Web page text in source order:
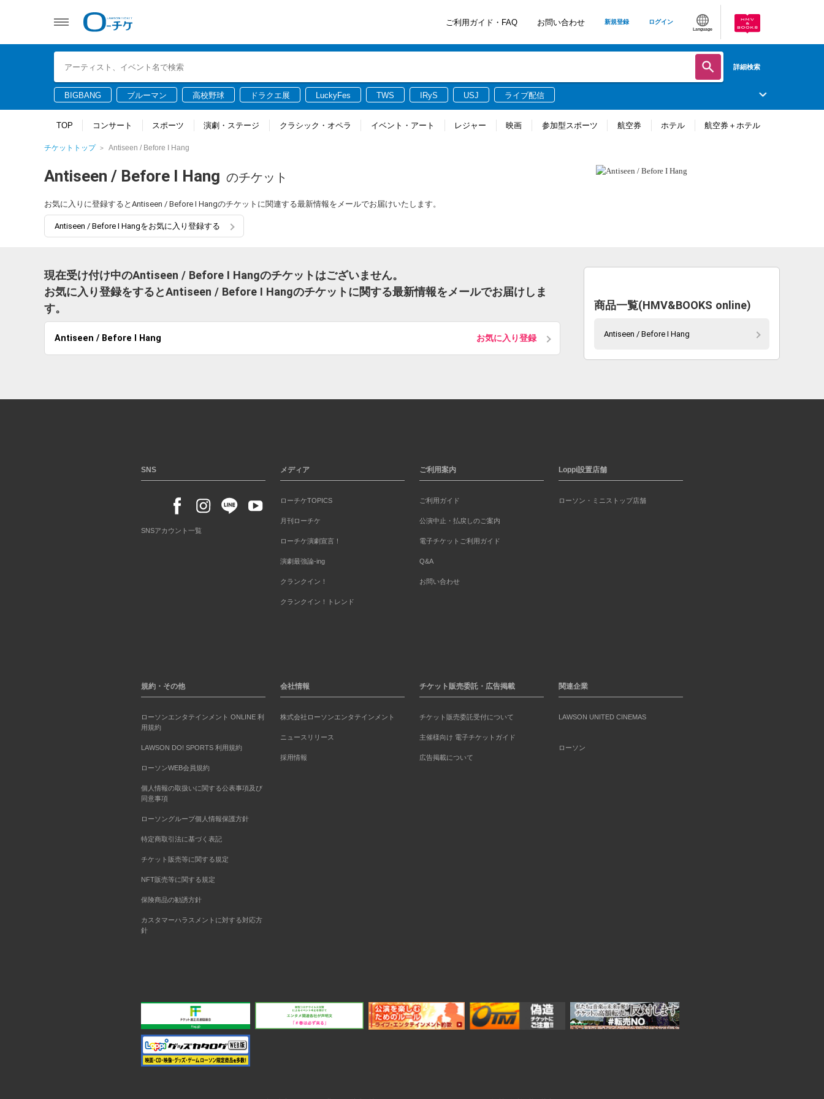
ご利用ガイド・FAQ お問い合わせ 新規登録 ログイン
Language
詳細検索
BIGBANG ブルーマン 高校野球 ドラクエ展 LuckyFes TWS IRyS USJ ライブ配信
TOP コンサート スポーツ 演劇・ステージ クラシック・オペラ イベント・アート レジャー 映画 参加型スポーツ 航空券 ホテル 航空券＋ホテル
チケットトップ Antiseen / Before I Hang
Antiseen / Before I Hang のチケット
お気に入りに登録するとAntiseen / Before I Hangのチケットに関連する最新情報をメールでお届けいたします。
Antiseen / Before I Hangをお気に入り登録する
現在受け付け中のAntiseen / Before I Hangのチケットはございません。
お気に入り登録をするとAntiseen / Before I Hangのチケットに関する最新情報をメールでお届けしま
す。
Antiseen / Before I Hang お気に入り登録
商品一覧(HMV&BOOKS online)
Antiseen / Before I Hang
SNS
SNSアカウント一覧
メディア
ローチケTOPICS
月刊ローチケ
ローチケ演劇宣言！
演劇最強論-ing
クランクイン！
クランクイン！トレンド
ご利用案内
ご利用ガイド
公演中止・払戻しのご案内
電子チケットご利用ガイド
Q&A
お問い合わせ
Loppi設置店舗
ローソン・ミニストップ店舗
規約・その他
ローソンエンタテインメント ONLINE 利
用規約
LAWSON DO! SPORTS 利用規約
ローソンWEB会員規約
個人情報の取扱いに関する公表事項及び
同意事項
ローソングループ個人情報保護方針
特定商取引法に基づく表記
チケット販売等に関する規定
NFT販売等に関する規定
保険商品の勧誘方針
カスタマーハラスメントに対する対応方
針
会社情報
株式会社ローソンエンタテインメント
ニュースリリース
採用情報
チケット販売委託・広告掲載
チケット販売委託受付について
主催様向け 電子チケットガイド
広告掲載について
関連企業
LAWSON UNITED CINEMAS
ローソン